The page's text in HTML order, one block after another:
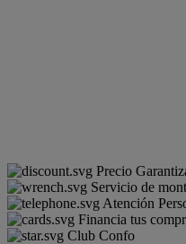
Precio
Servicio de
Atención
Financia tus
Club Confo